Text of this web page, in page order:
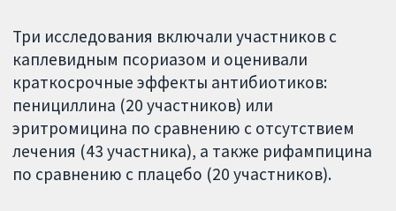
Три исследования включали участников с
каплевидным псориазом и оценивали
краткосрочные эффекты антибиотиков:
пенициллина (20 участников) или
эритромицина по сравнению с отсутствием
лечения (43 участника), а также рифампицина
по сравнению с плацебо (20 участников).